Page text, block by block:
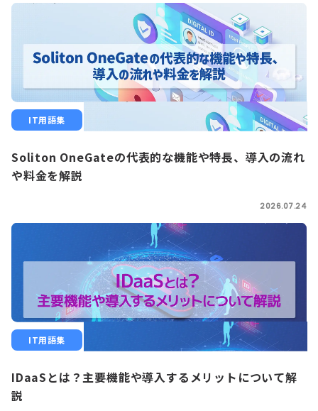
IT用語集
Soliton OneGateの代表的な機能や特長、導入の流れ
や料金を解説
2026.07.24
IT用語集
IDaaSとは？主要機能や導入するメリットについて解
説